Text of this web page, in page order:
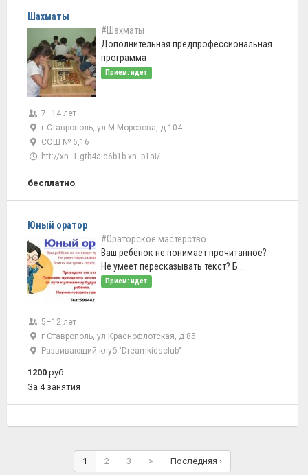
Шахматы
#Шахматы
Дополнительная предпрофессиональная
программа
Прием: идет
7–14 лет
г Ставрополь, ул М.Морозова, д 104
СОШ № 6,16
htt://xn--1-gtb4aid6b1b.xn--p1ai/
бесплатно
Юный оратор
#Ораторское мастерство
Ваш ребёнок не понимает прочитанное?
Не умеет пересказывать текст? Б ...
Прием: идет
5–12 лет
г Ставрополь, ул Краснофлотская, д 85
Развивающий клуб "Dreamkidsclub"
1200 руб.
За 4 занятия
1 2 3 > Последняя ›